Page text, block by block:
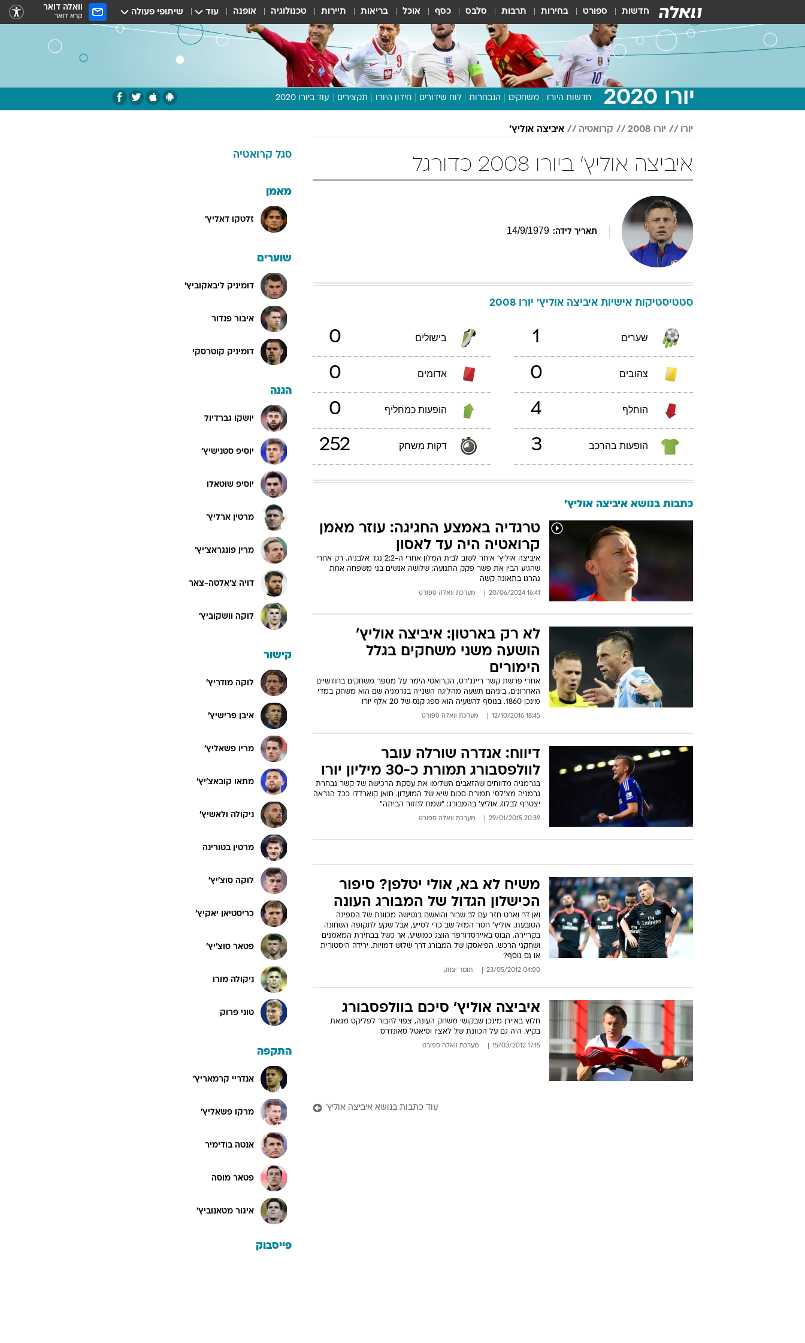
חדשות ספורט בחירות תרבות סלבס כסף אוכל בריאות תיירות טכנולוגיה אופנה עוד שיתופי פעולה וואלה דואר
קרא דואר
יורו 2020 חדשות היורו משחקים הנבחרות לוח שידורים חידון היורו תקצירים עוד ביורו 2020
תכנית היורו
דעות ופרשנויות
יורו יורו 2008 קרואטיה איביצה אוליץ'
איביצה אוליץ' ביורו 2008 כדורגל
תאריך לידה: 14/9/1979
סטטיסטיקות אישיות איביצה אוליץ' יורו 2008
שערים 1 בישולים 0
צהובים 0 אדומים 0
הוחלף 4 הופעות כמחליף 0
הופעות בהרכב 3 דקות משחק 252
כתבות בנושא איביצה אוליץ'
טרגדיה באמצע החגיגה: עוזר מאמן
קרואטיה היה עד לאסון
איביצה אוליץ' איחר לשוב לבית המלון אחרי ה-2:2 נגד אלבניה. רק אחרי
שהגיע הבין את פשר פקק התנועה: שלושה אנשים בני משפחה אחת
נהרגו בתאונה קשה
16:41 20/06/2024 מערכת וואלה ספורט
לא רק בארטון: איביצה אוליץ'
הושעה משני משחקים בגלל
הימורים
אחרי פרשת קשר ריינג'רס, הקרואטי הימר על מספר משחקים בחודשיים
האחרונים, ביניהם תשעה מהליגה השנייה בגרמניה שם הוא משחק במדי
מינכן 1860. בנוסף להשעיה הוא ספג קנס של 20 אלף יורו
18:45 12/10/2016 מערכת וואלה ספורט
דיווח: אנדרה שורלה עובר
לוולפסבורג תמורת כ-30 מיליון יורו
בגרמניה מדווחים שהזאבים השלימו את עסקת הרכישה של קשר נבחרת
גרמניה מצ'לסי תמורת סכום שיא של המועדון. חואן קוארדדו ככל הנראה
יצטרף לבלוז. אוליץ' בהמבורג: "שמח לחזור הביתה"
20:39 29/01/2015 מערכת וואלה ספורט
משיח לא בא, אולי יטלפן? סיפור
הכישלון הגדול של המבורג העונה
ואן דר וארט חזר עם לב שבור והואשם בנטישה מכוונת של הספינה
הטובעת. אוליץ' חסר המזל שב כדי לסייע, אבל שקע לתקופה השחונה
בקריירה. הבוס באיירסדורפר הוצג כמושיע, אך כשל בבחירת המאמנים
ושחקני הרכש. הפיאסקו של המבורג דרך שלוש דמויות. ירידה היסטורית
או נס נוסף?
04:00 23/05/2012 תומר יצחק
איביצה אוליץ' סיכם בוולפסבורג
חלוץ באיירן מינכן שבקושי משחק העונה, צפוי לחבור לפליקס מגאת
בקיץ. היה גם על הכוונת של לאציו וסיאטל סאונדרס
17:15 15/03/2012 מערכת וואלה ספורט
עוד כתבות בנושא איביצה אוליץ'
סגל קרואטיה
מאמן
זלטקו דאליץ'
שוערים
דומיניק ליבאקוביץ'
איבור פנדור
דומיניק קוטרסקי
הגנה
יושקו גברדיול
יוסיפ סטנישיץ'
יוסיפ שוטאלו
מרטין ארליץ'
מרין פונגראצ'יץ'
דויה צ'אלטה-צאר
לוקה וושקוביץ'
קישור
לוקה מודריץ'
איבן פרישיץ'
מריו פשאליץ'
מתאו קובאצ'יץ'
ניקולה ולאשיץ'
מרטין בטורינה
לוקה סוצ'יץ'
כריסטיאן יאקיץ'
פטאר סוצ'יץ'
ניקולה מורו
טוני פרוק
התקפה
אנדריי קרמאריץ'
מרקו פשאליץ'
אנטה בודימיר
פטאר מוסה
איגור מטאנוביץ'
פייסבוק